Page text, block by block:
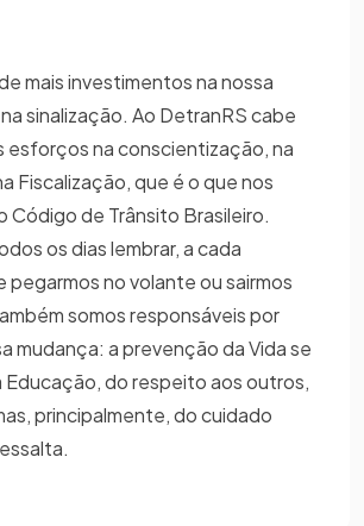
mais investimentos na nossa
sinalização. Ao DetranRS cabe
esforços na conscientização, na
Fiscalização, que é o que nos
Código de Trânsito Brasileiro.
os dias lembrar, a cada
pegarmos no volante ou sairmos
somos responsáveis por
mudança: a prevenção da Vida se
Educação, do respeito aos outros,
principalmente, do cuidado